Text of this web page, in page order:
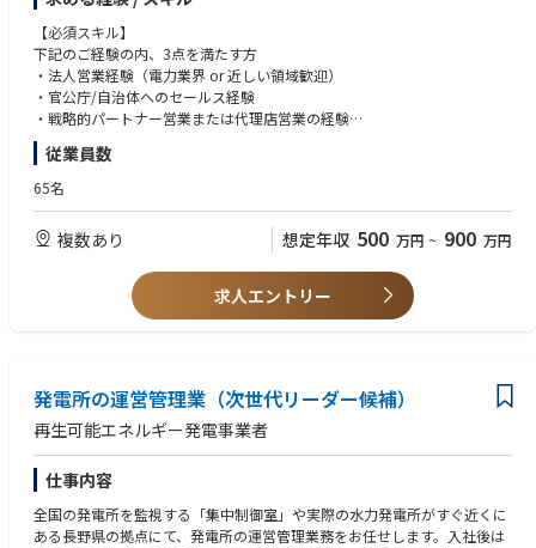
がら、安定的かつ低廉な電力供給や福島復興を支え続けていくことで、社
会貢献を実感できる仕事です。
【職場環境の魅力・やりがい】
・自宅等から仕事ができるリモートワーク制度は、業務内容に応じて全社
員が本人のライフスタイルに合わせて利用可能です。また、定時という概
念に囚われずに出社時間と退社時間を自由に設定できるフレックス勤務制
度を導入しています（事業所による）。
・普通休暇は年20日付与されます。取得日数は全社員平均で17日となって
おり、ライフワークバランスを踏まえた勤務ができる環境です。
・男性の育児休暇取得率は77％、女性の育児休職からの復職率は99％と、
育児をしながらも仕事を続けられる環境です。
・独身寮や家族寮等の社宅も完備されています。
・営業戦略立案/実行/進捗管理/事業目標達成
【具体的な業務】
・官公庁/大手民間企業/金融機関など戦略パートナーとの関係構築・深耕
・共同調達/共同事業に向けた提携スキームの企画/条件交渉
・パートナー企業の提案活動を支援し、現場フィードバックを戦略に反映
・プロジェクト進行における社内外ステークホルダー調整
・エネオク導入後の電力調達完了までの伴走支援（カスタマーサクセス）
・提案資料/事業スキーム設計資料の作成
・セールスチームのKPI設計〜管理〜事業目標へのコミット
【このポジションの魅力】
・官公庁/エンタープライズと社会インフラ領域での共同事業を推進でき
・PMF済プロダクト×成長市場で事業スケールを牽引できる
・脱炭素/エネルギーDXという社会的意義の高い領域で成果を残せる
・組織設計/仕組み化の余地が大きく、成長フェーズならではの裁量があ
ります
・フルリモート×フレックス制で、パフォーマンス重視の柔軟な働き方が
【必須スキル】
下記のご経験の内、3点を満たす方
・法人営業経験（電力業界 or 近しい領域歓迎）
・官公庁/自治体へのセールス経験
・戦略的パートナー営業または代理店営業の経験
・経営層や意思決定層との交渉経験
・コンサルティング型の営業経験
・官公庁/自治体向け営業経験
・電力小売/再エネ関連の事業経験
・新規事業/事業開発（BizDev）経験
【求める人物像】
・裁量やプレッシャーを前向きに捉え、手触り感ある成果にこだわる方
・多様なステークホルダーと信頼関係を築き、チームで成果を出すことに
喜びを感じられる方
・完全リモート環境でも自律的に行動し、質の高いコミュニケーションを
取れる方
従業員数
65名
複数あり 想定年収 500 万円 ~ 900 万円
求人エントリー
発電所の運営管理業（次世代リーダー候補）
再生可能エネルギー発電事業者
仕事内容
全国の発電所を監視する「集中制御室」や実際の水力発電所がすぐ近くに
ある長野県の拠点にて、発電所の運営管理業務をお任せします。入社後は